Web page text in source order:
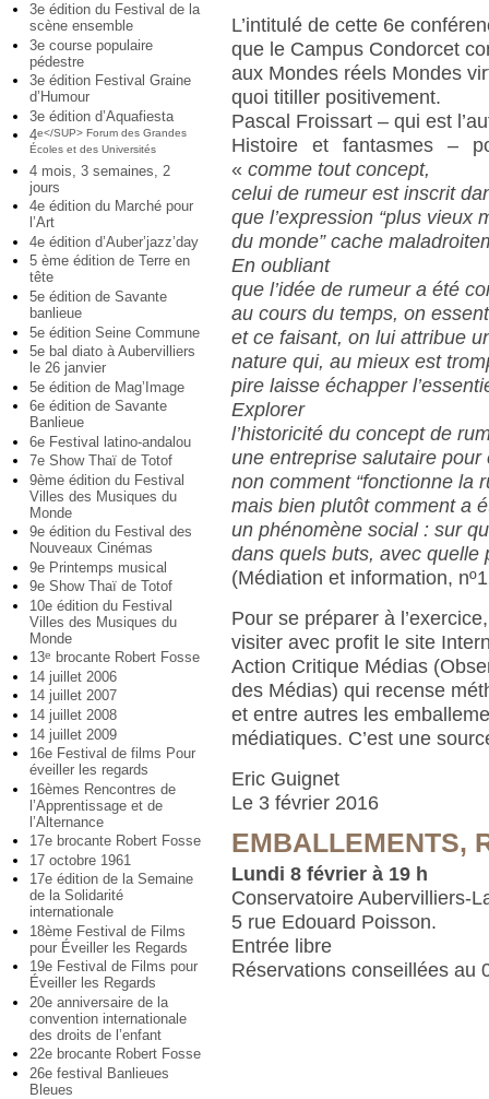
3e édition du Festival de la
scène ensemble
3e course populaire
pédestre
3e édition Festival Graine
d’Humour
3e édition d’Aquafiesta
4e</SUP> Forum des Grandes
Écoles et des Universités
4 mois, 3 semaines, 2
jours
4e édition du Marché pour
l’Art
4e édition d’Auber’jazz’day
5 ème édition de Terre en
tête
5e édition de Savante
banlieue
5e édition Seine Commune
5e bal diato à Aubervilliers
le 26 janvier
5e édition de Mag’Image
6e édition de Savante
Banlieue
6e Festival latino-andalou
7e Show Thaï de Totof
9ème édition du Festival
Villes des Musiques du
Monde
9e édition du Festival des
Nouveaux Cinémas
9e Printemps musical
9e Show Thaï de Totof
10e édition du Festival
Villes des Musiques du
Monde
13e
brocante Robert Fosse
14 juillet 2006
14 juillet 2007
14 juillet 2008
14 juillet 2009
16e Festival de films Pour
éveiller les regards
16èmes Rencontres de
l’Apprentissage et de
l’Alternance
17e brocante Robert Fosse
17 octobre 1961
17e édition de la Semaine
de la Solidarité
internationale
18ème Festival de Films
pour Éveiller les Regards
19e Festival de Films pour
Éveiller les Regards
20e anniversaire de la
convention internationale
des droits de l’enfant
22e brocante Robert Fosse
26e festival Banlieues
Bleues
L’intitulé de cette 6e
que le Campus Condorcet
aux Mondes réels Mondes
quoi titiller positivement.
Pascal Froissart – qui est
Histoire et fantasmes –
«comme tout concept,
celui de rumeur est inscrit
que l’expression “plus vieux
du monde” cache
En oubliant
que l’idée de rumeur a été
au cours du temps, on
et ce faisant, on lui attribue
nature qui, au mieux est
pire laisse échapper
Explorer
l’historicité du concept de
une entreprise salutaire pour
non comment “fonctionne la
mais bien plutôt comment a
un phénomène social : sur
dans quels buts, avec quelle
(Médiation et information,
Pour se préparer à
visiter avec profit le site
Action Critique Médias
des Médias) qui recense
et entre autres les
médiatiques. C’est une
Eric Guignet
Le 3 février 2016
EMBALLEMENTS,
Lundi 8 février à 19 h
Conservatoire Aubervilliers-
5 rue Edouard Poisson.
Entrée libre
Réservations conseillées au